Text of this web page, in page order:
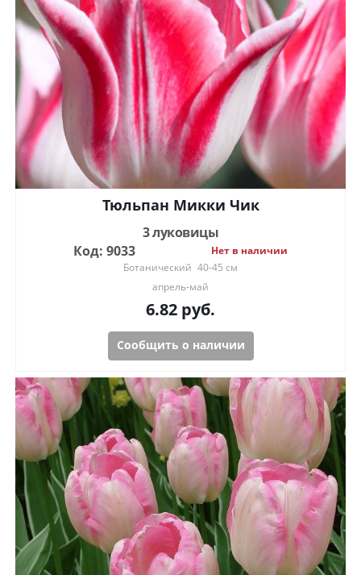
Тюльпан Микки Чик
3 луковицы
Код: 9033
Нет в наличии
Ботанический 40-45 см
апрель-май
6.82 руб.
Сообщить о наличии